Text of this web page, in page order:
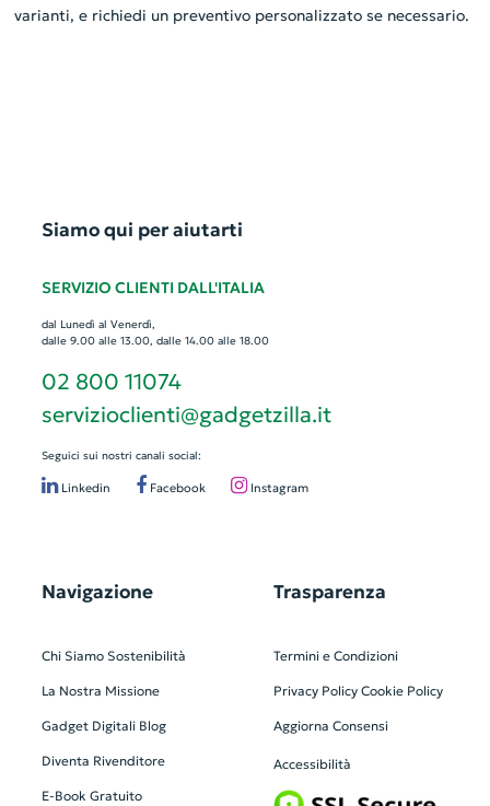
varianti, e richiedi un preventivo personalizzato se necessario.
Siamo qui per aiutarti
SERVIZIO CLIENTI DALL'ITALIA
dal Lunedì al Venerdì,
dalle 9.00 alle 13.00, dalle 14.00 alle 18.00
02 800 11074
servizioclienti@gadgetzilla.it
Seguici sui nostri canali social:
Linkedin Facebook Instagram
Navigazione
Chi Siamo Sostenibilità
La Nostra Missione
Gadget Digitali Blog
Diventa Rivenditore
E-Book Gratuito
Trasparenza
Termini e Condizioni
Privacy Policy Cookie Policy
Aggiorna Consensi
Accessibilità